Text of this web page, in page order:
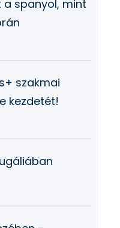
a spanyol, mint
szakmai
kezdetét!